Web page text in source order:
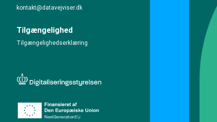
kontakt@datavejviser.dk
Tilgængelighed
Tilgængelighedserklæring